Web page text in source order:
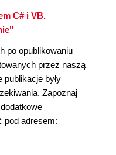
C# i VB.
po opublikowaniu
przez naszą
publikacje były
Zapoznaj
pod adresem: